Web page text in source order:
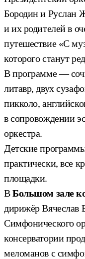
Бородин и Руслан
и их родителей в
путешествие «С
которого станут
В программе —
литавр, двух
пикколо,
в сопровождении
оркестра.
Детские
практически, все
площадки.
ВБольшом зале
дирижёр Вячеслав
Симфонического
консерватории
меломанов с